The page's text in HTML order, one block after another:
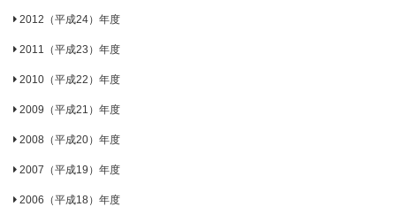
2012（平成24）年度
2011（平成23）年度
2010（平成22）年度
2009（平成21）年度
2008（平成20）年度
2007（平成19）年度
2006（平成18）年度